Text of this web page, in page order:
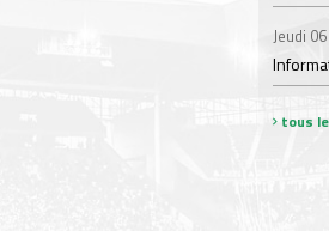
Jeudi
tous